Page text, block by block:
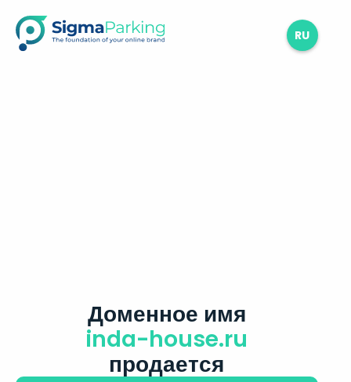
RU
Доменное имя
inda-house.ru
продается